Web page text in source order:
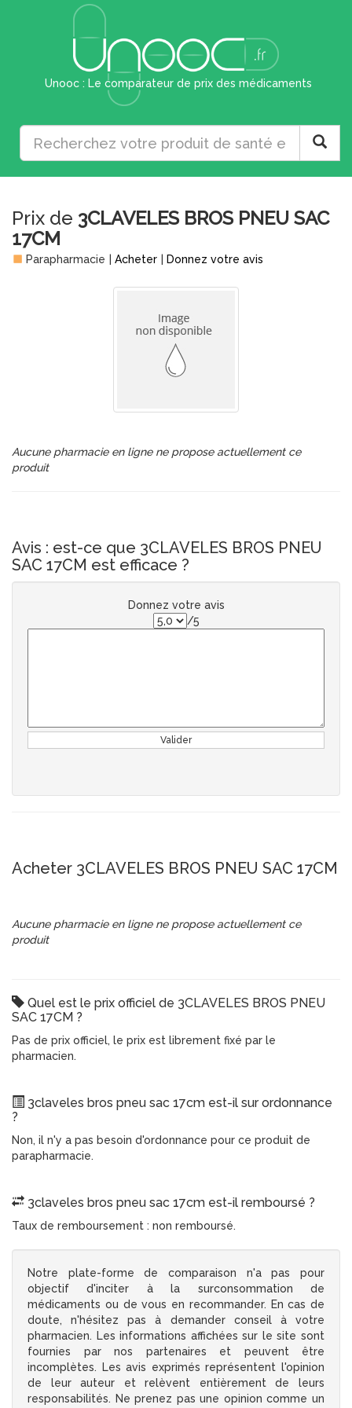
Unooc : Le comparateur de prix des médicaments
Prix de 3CLAVELES BROS PNEU SAC
17CM
Parapharmacie Acheter Donnez votre avis
Aucune pharmacie en ligne ne propose actuellement ce
produit
Avis : est-ce que 3CLAVELES BROS PNEU
SAC 17CM est efficace ?
Donnez votre avis
/5
Valider
Acheter 3CLAVELES BROS PNEU SAC 17CM
Aucune pharmacie en ligne ne propose actuellement ce
produit
Quel est le prix officiel de 3CLAVELES BROS PNEU
SAC 17CM ?
Pas de prix officiel, le prix est librement fixé par le
pharmacien.
3claveles bros pneu sac 17cm est-il sur ordonnance
?
Non, il n'y a pas besoin d'ordonnance pour ce produit de
parapharmacie.
3claveles bros pneu sac 17cm est-il remboursé ?
Taux de remboursement : non remboursé.
Notre plate-forme de comparaison n'a pas pour
objectif d'inciter à la surconsommation de
médicaments ou de vous en recommander. En cas de
doute, n'hésitez pas à demander conseil à votre
pharmacien. Les informations affichées sur le site sont
fournies par nos partenaires et peuvent être
incomplètes. Les avis exprimés représentent l'opinion
de leur auteur et relèvent entièrement de leurs
responsabilités. Ne prenez pas une opinion comme un